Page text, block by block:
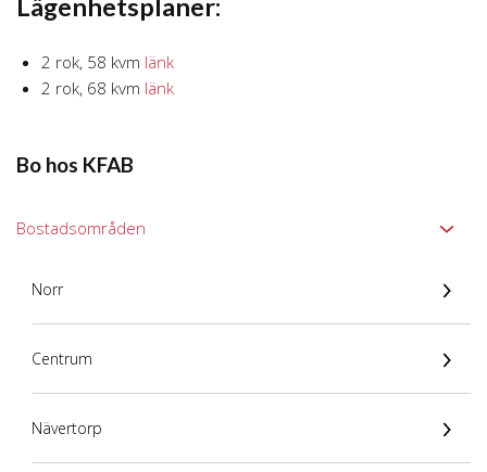
Bo hos KFAB
Bostadsområden
Norr
Centrum
Nävertorp
Lägenhetsplaner:
2 rok, 58 kvm länk
2 rok, 68 kvm länk